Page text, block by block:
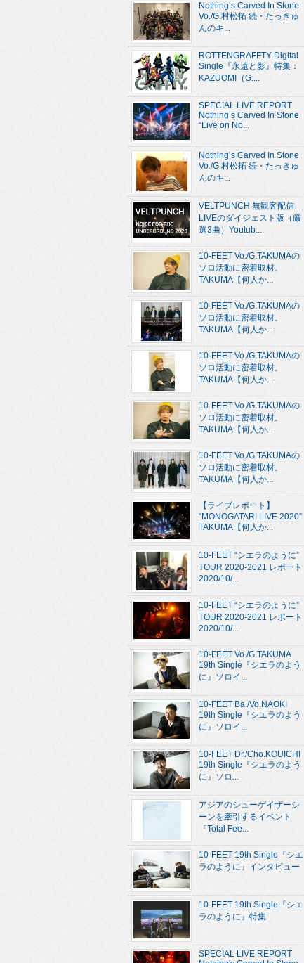
Nothing’s Carved In Stone
Vo./G.村松拓 続・たっきゅ
んのキ...
ROTTENGRAFFTY Digital
Single『永遠と影』特集：
KAZUOMI（G....
SPECIAL LIVE REPORT
Nothing’s Carved In Stone
“Live on No...
Nothing’s Carved In Stone
Vo./G.村松拓 続・たっきゅ
んのキ...
VELTPUNCH 無観客配信
LIVEのダイジェスト版（厳
選3曲）Youtub...
10-FEET Vo./G.TAKUMAの
ソロ活動に密着取材。
TAKUMA【何人か...
10-FEET Vo./G.TAKUMAの
ソロ活動に密着取材。
TAKUMA【何人か...
10-FEET Vo./G.TAKUMAの
ソロ活動に密着取材。
TAKUMA【何人か...
10-FEET Vo./G.TAKUMAの
ソロ活動に密着取材。
TAKUMA【何人か...
10-FEET Vo./G.TAKUMAの
ソロ活動に密着取材。
TAKUMA【何人か...
【ライブレポート】
“MONOGATARI LIVE 2020”
TAKUMA【何人か...
10-FEET “シエラのように”
TOUR 2020-2021 レポート
2020/10/...
10-FEET “シエラのように”
TOUR 2020-2021 レポート
2020/10/...
10-FEET Vo./G.TAKUMA
19th Single『シエラのよう
に』ソロイ...
10-FEET Ba./Vo.NAOKI
19th Single『シエラのよう
に』ソロイ...
10-FEET Dr./Cho.KOUICHI
19th Single『シエラのよう
に』ソロ...
アジアのシューゲイザーシ
ーンを牽引するイベント
『Total Fee...
10-FEET 19th Single『シエ
ラのように』インタビュー
10-FEET 19th Single『シエ
ラのように』特集
SPECIAL LIVE REPORT